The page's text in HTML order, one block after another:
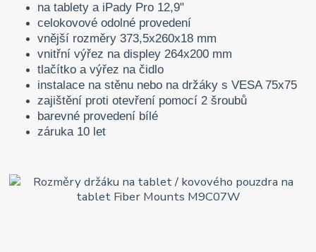
na tablety a iPady Pro 12,9"
celokovové odolné provedení
vnější rozměry 373,5x260x18 mm
vnitřní výřez na displey 264x200 mm
tlačítko a výřez na čidlo
instalace na stěnu nebo na držáky s VESA 75x75
zajištění proti otevření pomocí 2 šroubů
barevné provedení bílé
záruka 10 let